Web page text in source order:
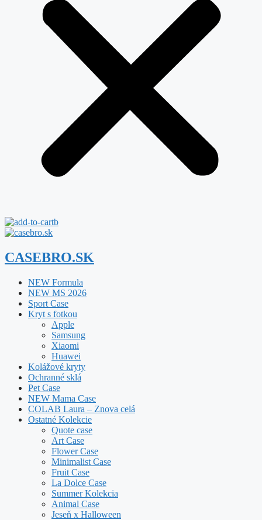
CASEBRO.SK
NEW Formula
NEW MS 2026
Sport Case
Kryt s fotkou
Apple
Samsung
Xiaomi
Huawei
Kolážové kryty
Ochranné sklá
Pet Case
NEW Mama Case
COLAB Laura – Znova celá
Ostatné Kolekcie
Quote case
Art Case
Flower Case
Minimalist Case
Fruit Case
La Dolce Case
Summer Kolekcia
Animal Case
Jeseň x Halloween